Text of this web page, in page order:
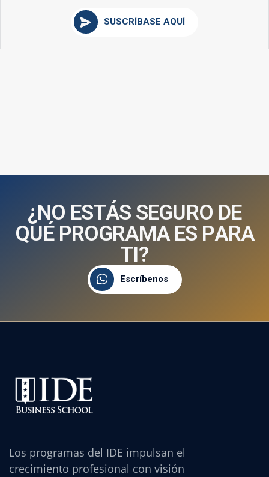
SUSCRÍBASE AQUÍ
¿NO ESTÁS SEGURO DE
QUÉ PROGRAMA ES PARA
TI?
Escríbenos
Los programas del IDE impulsan el
crecimiento profesional con visión